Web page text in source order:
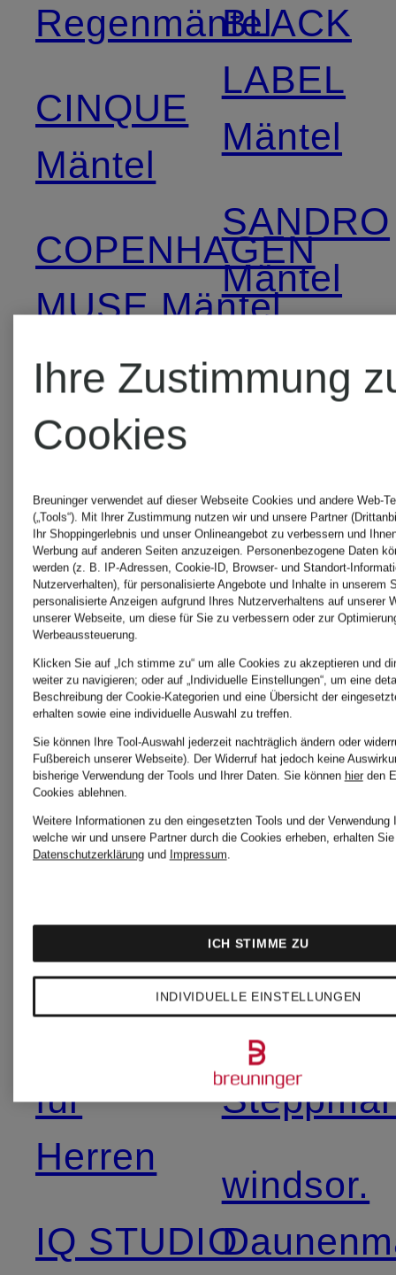
Regenmäntel
CINQUE
Mäntel
COPENHAGEN
MUSE Mäntel
DRYKORN
Mäntel
DUNO
Mäntel
für
Damen
ESSENZA
Bademäntel
Hugo
Boss
für
Herren
IQ STUDIO
BLACK
LABEL
Mäntel
SANDRO
Mäntel
Mäntel
TOMMY
TOMMY
windsor.
Ihre Zustimmung
Cookies
Breuninger verwendet auf dieser Webseite Cookies und andere Web-
(„Tools“). Mit Ihrer Zustimmung nutzen wir und unsere Partner
Ihr Shoppingerlebnis und unser Onlineangebot zu verbessern und
Werbung auf anderen Seiten anzuzeigen. Personenbezogene Daten
werden (z. B. IP-Adressen, Cookie-ID, Browser- und Standort-
Nutzerverhalten), für personalisierte Angebote und Inhalte in unserem
personalisierte Anzeigen aufgrund Ihres Nutzerverhaltens auf unserer
unserer Webseite, um diese für Sie zu verbessern oder zur
Werbeaussteuerung.
Klicken Sie auf „Ich stimme zu“ um alle Cookies zu akzeptieren und
weiter zu navigieren; oder auf „Individuelle Einstellungen“, um eine
Beschreibung der Cookie-Kategorien und eine Übersicht der
erhalten sowie eine individuelle Auswahl zu treffen.
Sie können Ihre Tool-Auswahl jederzeit nachträglich ändern oder
Fußbereich unserer Webseite). Der Widerruf hat jedoch keine
bisherige Verwendung der Tools und Ihrer Daten. Sie können hierden
Cookies ablehnen.
Weitere Informationen zu den eingesetzten Tools und der Verwendung
welche wir und unsere Partner durch die Cookies erheben, erhalten
Datenschutzerklärungund Impressum.
INDIVIDUELLE EINSTELLUNGEN
ICH STIMME ZU